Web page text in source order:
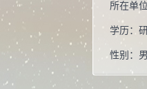
所在单位
学历：
性别： 男
学位：